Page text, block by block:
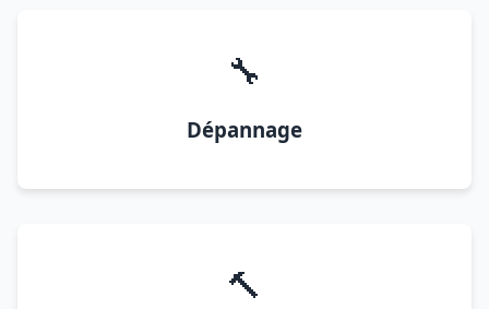
🔧
Dépannage
🔨